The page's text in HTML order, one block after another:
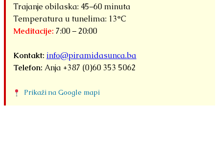
Trajanje obilaska: 45–60 minuta
Temperatura u tunelima: 13°C
Meditacije: 7:00 – 20:00
Kontakt: info@piramidasunca.ba
Telefon: Anja +387 (0)60 353 5062
Prikaži na Google mapi